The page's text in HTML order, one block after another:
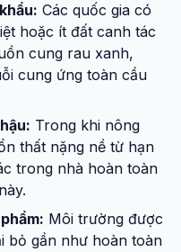
Các quốc gia có
hoặc ít đất canh tác
cung rau xanh,
cung ứng toàn cầu
Trong khi nông
thất nặng nề từ hạn
trong nhà hoàn toàn
Môi trường được
bỏ gần như hoàn toàn